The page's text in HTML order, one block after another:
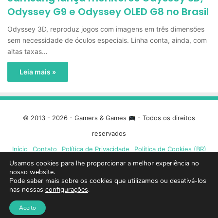
Odyssey G9 e Odyssey OLED G8 no Brasil
Odyssey 3D, reproduz jogos com imagens em três dimensões
sem necessidade de óculos especiais. Linha conta, ainda, com
altas taxas…
Leia mais »
© 2013 - 2026 - Gamers & Games
- Todos os direitos
reservados
Início
Contato Política de Privacidade Política de Cookies (BR)
Facebook
X
Usamos cookies para lhe proporcionar a melhor experiência no
nosso website.
Pode saber mais sobre os cookies que utilizamos ou desativá-los
nas nossas configurações.
Aceito